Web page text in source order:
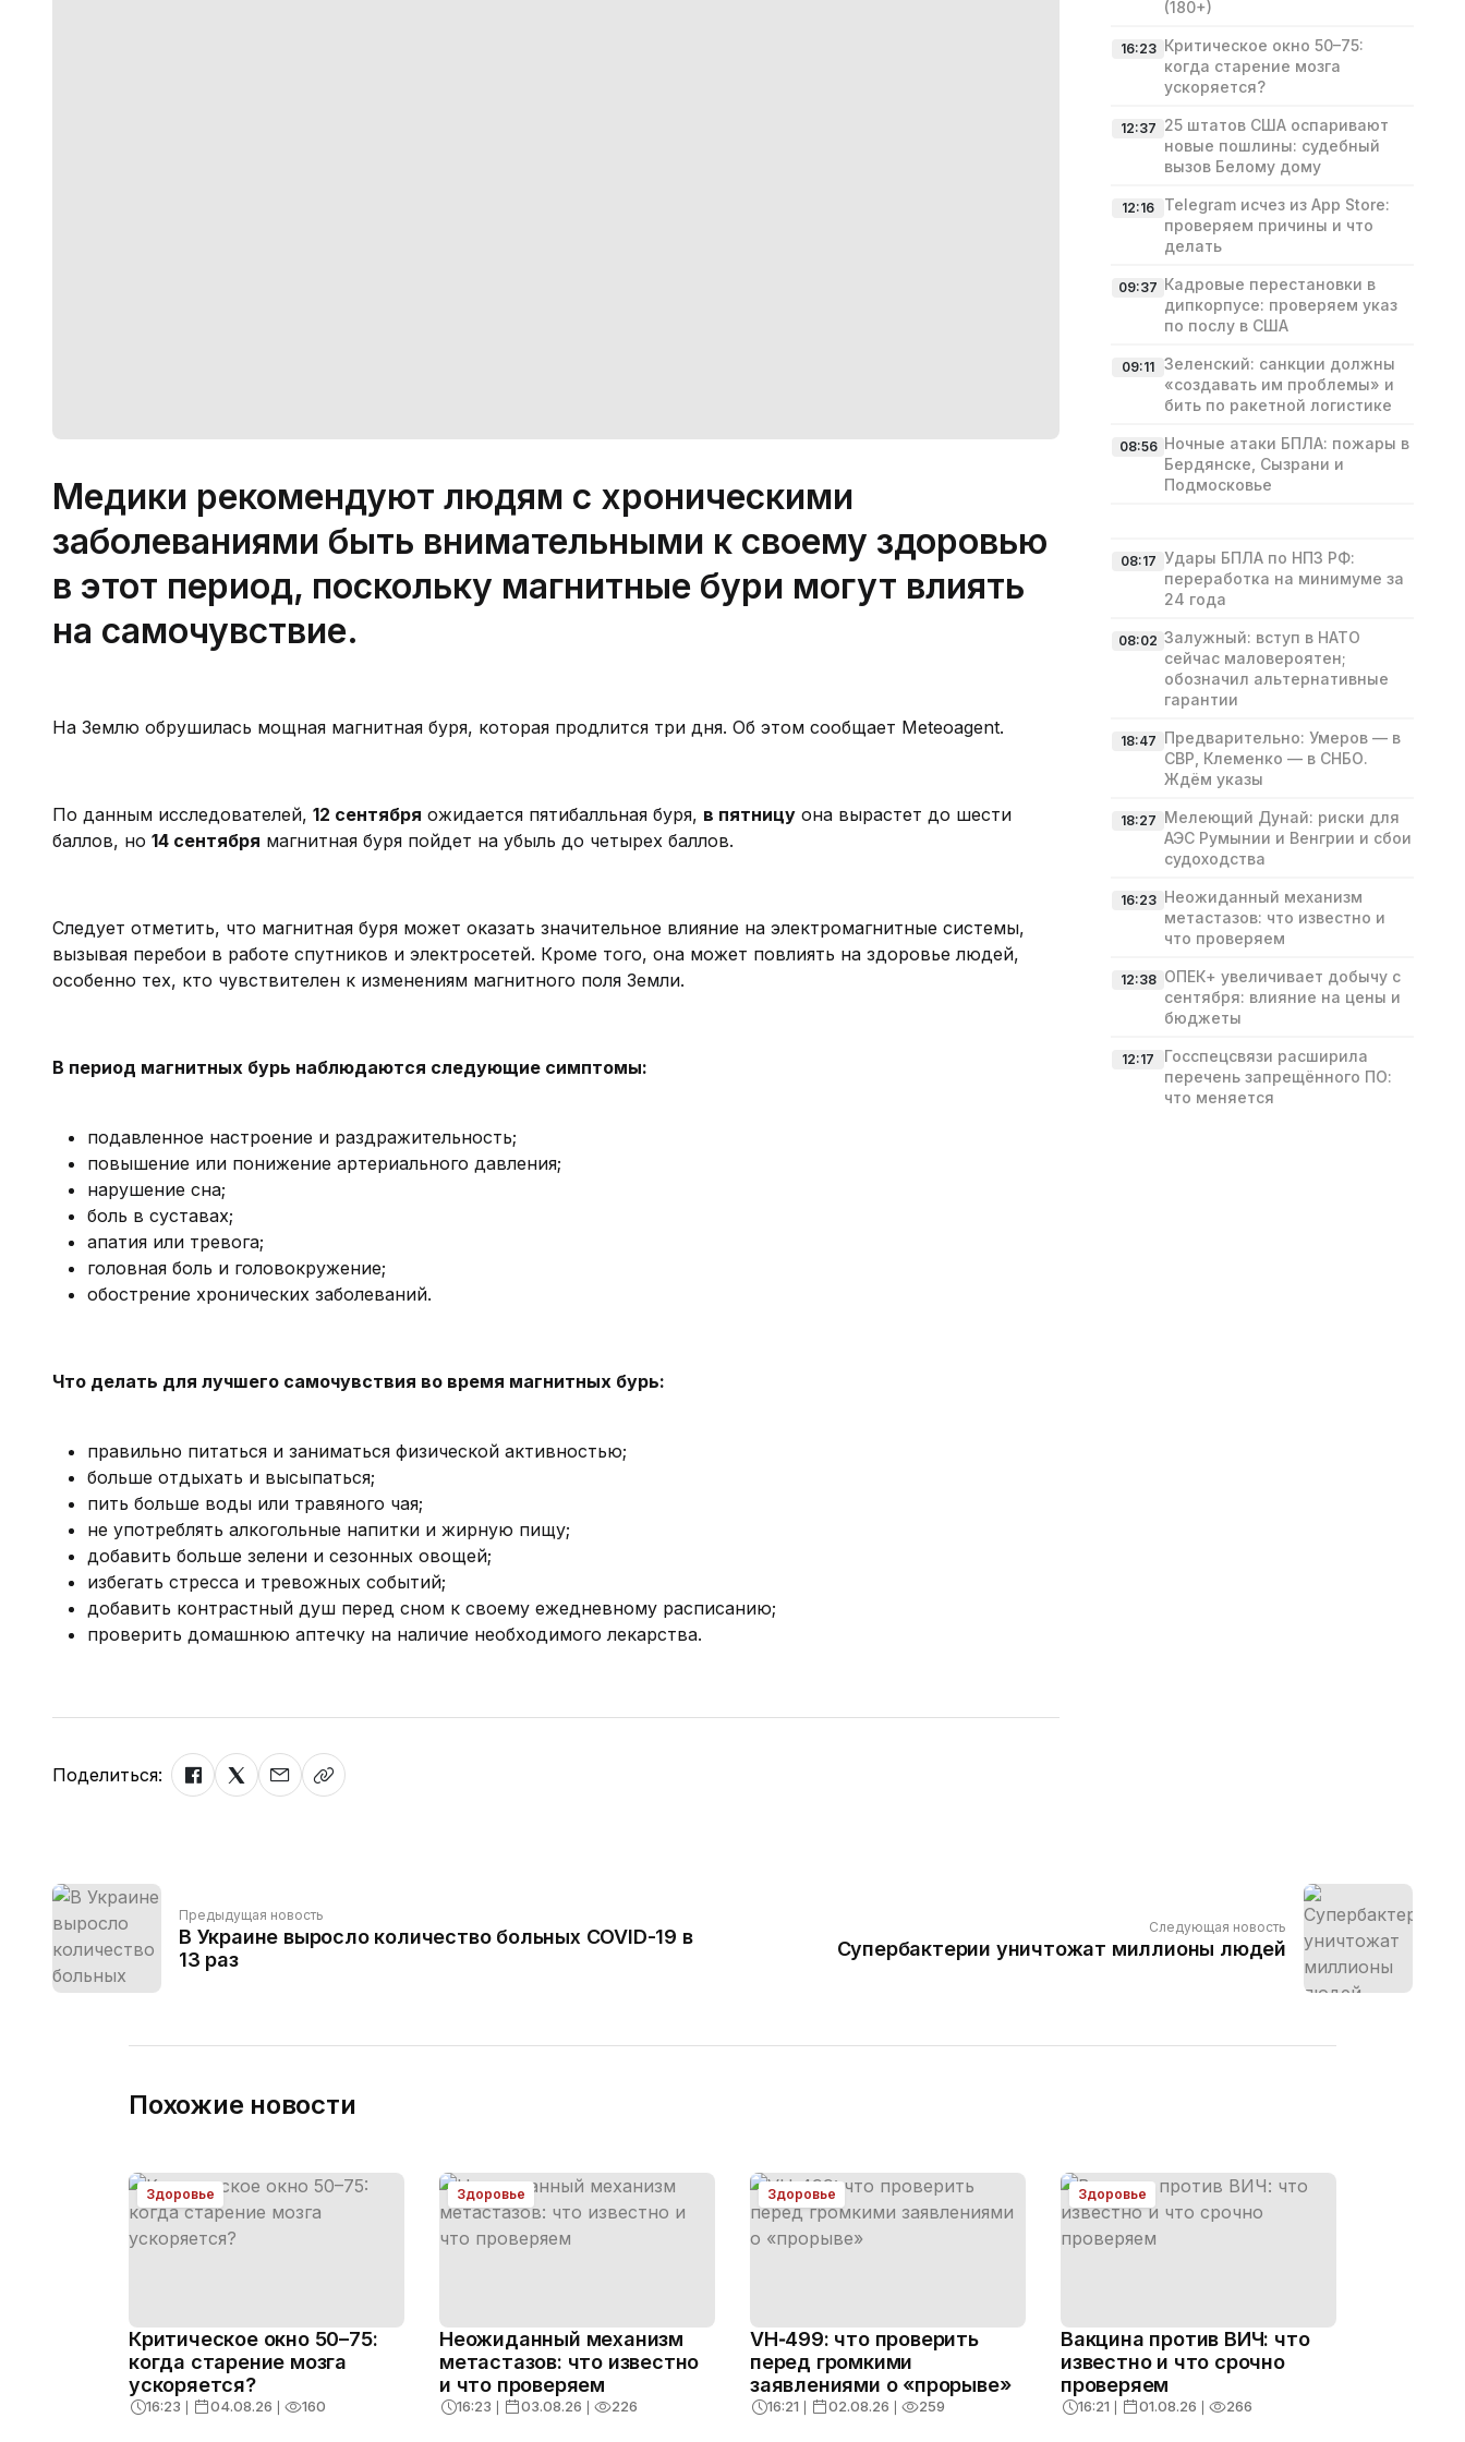
Медики рекомендуют людям с хроническими
заболеваниями быть внимательными к своему здоровью
в этот период, поскольку магнитные бури могут влиять
на самочувствие.
На Землю обрушилась мощная магнитная буря, которая продлится три дня. Об этом сообщает Meteoagent.
По данным исследователей, 12 сентября ожидается пятибалльная буря, в пятницу она вырастет до шести
баллов, но 14 сентября магнитная буря пойдет на убыль до четырех баллов.
Следует отметить, что магнитная буря может оказать значительное влияние на электромагнитные системы,
вызывая перебои в работе спутников и электросетей. Кроме того, она может повлиять на здоровье людей,
особенно тех, кто чувствителен к изменениям магнитного поля Земли.
В период магнитных бурь наблюдаются следующие симптомы:
подавленное настроение и раздражительность;
повышение или понижение артериального давления;
нарушение сна;
боль в суставах;
апатия или тревога;
головная боль и головокружение;
обострение хронических заболеваний.
Что делать для лучшего самочувствия во время магнитных бурь:
правильно питаться и заниматься физической активностью;
больше отдыхать и высыпаться;
пить больше воды или травяного чая;
не употреблять алкогольные напитки и жирную пищу;
добавить больше зелени и сезонных овощей;
избегать стресса и тревожных событий;
добавить контрастный душ перед сном к своему ежедневному расписанию;
проверить домашнюю аптечку на наличие необходимого лекарства.
Поделиться:
(180+)
16:23 Критическое окно 50–75:
когда старение мозга
ускоряется?
12:37 25 штатов США оспаривают
новые пошлины: судебный
вызов Белому дому
12:16
Telegram исчез из App Store:
проверяем причины и что
делать
09:37 Кадровые перестановки в
дипкорпусе: проверяем указ
по послу в США
09:11 Зеленский: санкции должны
«создавать им проблемы» и
бить по ракетной логистике
08:56 Ночные атаки БПЛА: пожары в
Бердянске, Сызрани и
Подмосковье
08:17 Удары БПЛА по НПЗ РФ:
переработка на минимуме за
24 года
08:02 Залужный: вступ в НАТО
сейчас маловероятен;
обозначил альтернативные
гарантии
18:47 Предварительно: Умеров — в
СВР, Клеменко — в СНБО.
Ждём указы
18:27 Мелеющий Дунай: риски для
АЭС Румынии и Венгрии и сбои
судоходства
16:23 Неожиданный механизм
метастазов: что известно и
что проверяем
12:38 ОПЕК+ увеличивает добычу с
сентября: влияние на цены и
бюджеты
12:17
Госспецсвязи расширила
перечень запрещённого ПО:
что меняется
Предыдущая новость
В Украине выросло количество больных COVID-19 в
13 раз
Следующая новость
Супербактерии уничтожат миллионы людей
Похожие новости
Здоровье
Критическое окно 50–75:
когда старение мозга
ускоряется?
16:23 ❘ 04.08.26 ❘ 160
Здоровье
Неожиданный механизм
метастазов: что известно
и что проверяем
16:23 ❘ 03.08.26 ❘ 226
Здоровье
VH‑499: что проверить
перед громкими
заявлениями о «прорыве»
16:21 ❘ 02.08.26 ❘ 259
Здоровье
Вакцина против ВИЧ: что
известно и что срочно
проверяем
16:21 ❘ 01.08.26 ❘ 266